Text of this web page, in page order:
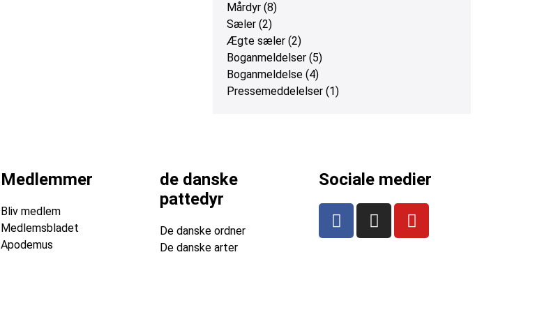
Mårdyr(8)
Sæler(2)
Ægte sæler(2)
Boganmeldelser(5)
Boganmeldelse(4)
Pressemeddelelser(1)
Medlemmer
Bliv medlem
Medlemsbladet
Apodemus
de danske
pattedyr
De danske ordner
De danske arter
Sociale medier